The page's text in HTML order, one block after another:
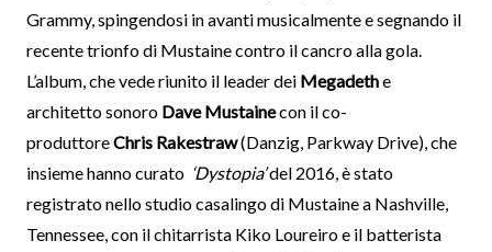
Grammy, spingendosi in avanti musicalmente e segnando il
recente trionfo di Mustaine contro il cancro alla gola.
L’album, che vede riunito il leader dei Megadethe
architetto sonoro Dave Mustainecon il co-
produttoreChris Rakestraw(Danzig, Parkway Drive), che
insieme hanno curato ‘Dystopia’del 2016, è stato
registrato nello studio casalingo di Mustaine a Nashville,
Tennessee, con il chitarrista Kiko Loureiro e il batterista